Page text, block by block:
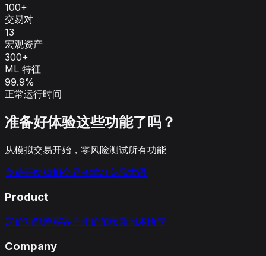
100+
交易对
13
宏观资产
300+
ML 特征
99.9%
正常运行时间
准备好体验这些功能了吗？
从模拟交易开始，零风险测试所有功能
免费开始模拟交易→学习交易术语
Product
定价功能博客客户评价加密新闻术语表
Company